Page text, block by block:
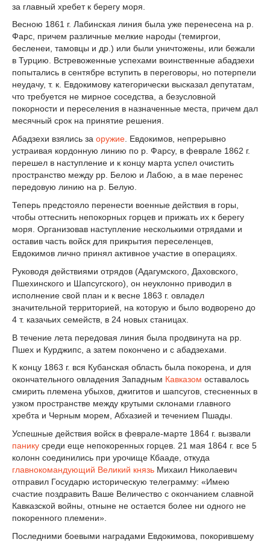
за главный хребет к берегу моря.
Весною 1861 г. Лабинская линия была уже перенесена на р.
Фарс, причем различные мелкие народы (темиргои,
бесленеи, тамовцы и др.) или были уничтожены, или бежали
в Турцию. Встревоженные успехами воинственные абадзехи
попытались в сентябре вступить в переговоры, но потерпели
неудачу, т. к. Евдокимову категорически высказал депутатам,
что требуется не мирное соседства, а безусловной
покорности и переселения в назначенные места, причем дал
месячный срок на принятие решения.
Абадзехи взялись за оружие. Евдокимов, непрерывно
устраивая кордонную линию по р. Фарсу, в феврале 1862 г.
перешел в наступление и к концу марта успел очистить
пространство между рр. Белою и Лабою, а в мае перенес
передовую линию на р. Белую.
Теперь предстояло перенести военные действия в горы,
чтобы оттеснить непокорных горцев и прижать их к берегу
моря. Организовав наступление несколькими отрядами и
оставив часть войск для прикрытия переселенцев,
Евдокимов лично принял активное участие в операциях.
Руководя действиями отрядов (Адагумского, Даховского,
Пшехинского и Шапсугского), он неуклонно приводил в
исполнение свой план и к весне 1863 г. овладел
значительной территорией, на которую и было водворено до
4 т. казачьих семейств, в 24 новых станицах.
В течение лета передовая линия была продвинута на рр.
Пшех и Курджипс, а затем покончено и с абадзехами.
К концу 1863 г. вся Кубанская область была покорена, и для
окончательного овладения Западным Кавказом оставалось
смирить племена убыхов, джигитов и шапсугов, стесненных в
узком пространстве между крутыми склонами главного
хребта и Черным морем, Абхазией и течением Пшады.
Успешные действия войск в феврале-марте 1864 г. вызвали
панику среди еще непокоренных горцев. 21 мая 1864 г. все 5
колонн соединились при урочище Кбааде, откуда
главнокомандующий Великий князь Михаил Николаевич
отправил Государю историческую телеграмму: «Имею
счастие поздравить Ваше Величество с окончанием славной
Кавказской войны, отныне не остается более ни одного не
покоренного племени».
Последними боевыми наградами Евдокимова, покорившему